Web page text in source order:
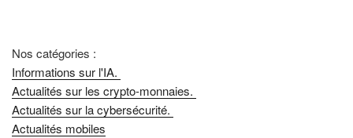
Nos catégories :
Informations sur l'IA.
Actualités sur les crypto-monnaies.
Actualités sur la cybersécurité.
Actualités mobiles